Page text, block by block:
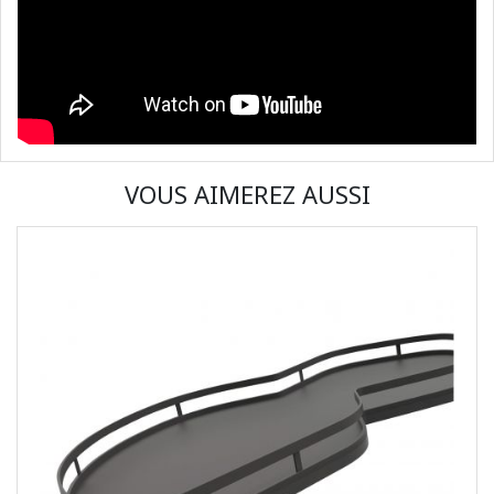
VOUS AIMEREZ AUSSI